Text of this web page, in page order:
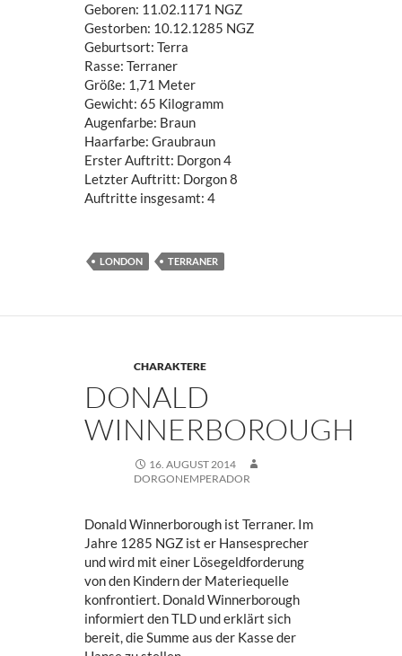
Geboren: 11.02.1171 NGZ
Gestorben: 10.12.1285 NGZ
Geburtsort: Terra
Rasse: Terraner
Größe: 1,71 Meter
Gewicht: 65 Kilogramm
Augenfarbe: Braun
Haarfarbe: Graubraun
Erster Auftritt: Dorgon 4
Letzter Auftritt: Dorgon 8
Auftritte insgesamt: 4
LONDON TERRANER
CHARAKTERE
DONALD
WINNERBOROUGH
16. AUGUST 2014
DORGONEMPERADOR
Donald Winnerborough ist Terraner. Im
Jahre 1285 NGZ ist er Hansesprecher
und wird mit einer Lösegeldforderung
von den Kindern der Materiequelle
konfrontiert. Donald Winnerborough
informiert den TLD und erklärt sich
bereit, die Summe aus der Kasse der